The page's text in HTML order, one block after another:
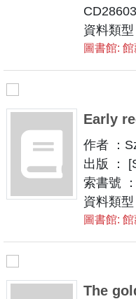
CD28603
資料類
圖書館:
Early
作者 ：
出版 ：
索書號
資料類
圖書館:
The